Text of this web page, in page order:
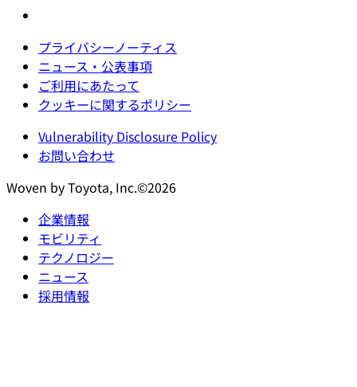
プライバシーノーティス
ニュース・公表事項
ご利用にあたって
クッキーに関するポリシー
Vulnerability Disclosure Policy
お問い合わせ
Woven by Toyota, Inc.©2026
企業情報
モビリティ
テクノロジー
ニュース
採用情報